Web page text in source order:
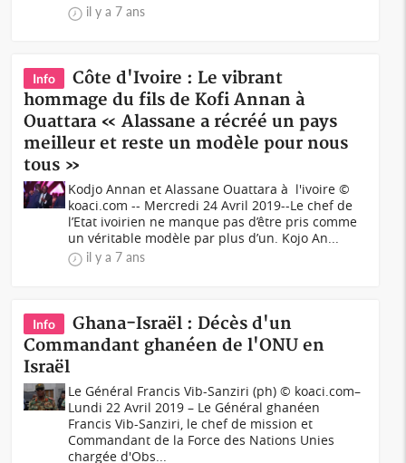
il y a 7 ans
Info
Côte d'Ivoire : Le vibrant
hommage du fils de Kofi Annan à
Ouattara « Alassane a récréé un pays
meilleur et reste un modèle pour nous
tous »
Kodjo Annan et Alassane Ouattara à l'ivoire ©
koaci.com -- Mercredi 24 Avril 2019--Le chef de
l’Etat ivoirien ne manque pas d’être pris comme
un véritable modèle par plus d’un. Kojo An...
il y a 7 ans
Info
Ghana-Israël : Décès d'un
Commandant ghanéen de l'ONU en
Israël
Le Général Francis Vib-Sanziri (ph) © koaci.com–
Lundi 22 Avril 2019 – Le Général ghanéen
Francis Vib-Sanziri, le chef de mission et
Commandant de la Force des Nations Unies
chargée d'Obs...